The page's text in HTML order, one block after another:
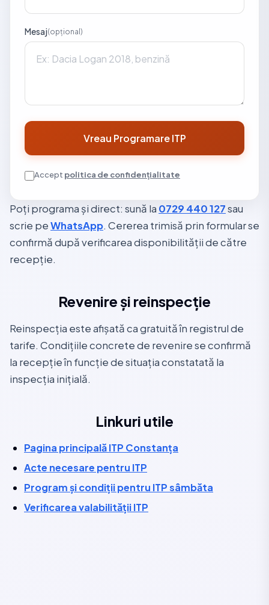
Mesaj(opțional)
Vreau Programare ITP
Accept politica de confidențialitate
Poți programa și direct: sună la 0729 440 127sau
scrie peWhatsApp. Cererea trimisă prin formular se
confirmă după verificarea disponibilității de către
recepție.
Revenire și reinspecție
Reinspecția este afișată ca gratuită în registrul de
tarife. Condițiile concrete de revenire se confirmă
la recepție în funcție de situația constatată la
inspecția inițială.
Linkuri utile
Pagina principală ITP Constanța
Acte necesare pentru ITP
Program și condiții pentru ITP sâmbăta
Verificarea valabilității ITP